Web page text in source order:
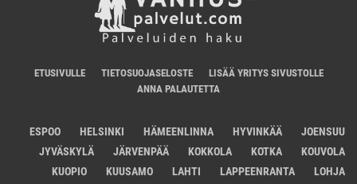
ETUSIVULLE TIETOSUOJASELOSTE
LISÄÄ YRITYS SIVUSTOLLE
ANNA PALAUTETTA
ESPOO HELSINKI HÄMEENLINNA HYVINKÄÄ
JOENSUU
JYVÄSKYLÄ
JÄRVENPÄÄ KOKKOLA KOTKA
KOUVOLA
KUOPIO
KUUSAMO LAHTI LAPPEENRANTA
LOHJA